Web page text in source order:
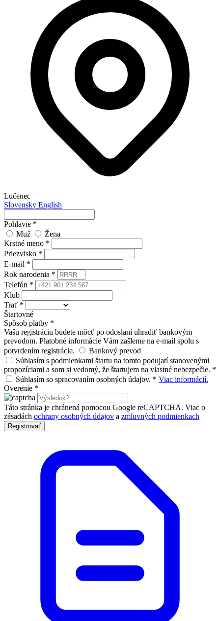
Lučenec
Slovensky English
Pohlavie *
Muž
Žena
Krstné meno *
Priezvisko *
E-mail *
Rok narodenia *
Telefón *
Klub
Trať *
Štartovné
Spôsob platby *
Vašu registráciu budete môcť po odoslaní uhradiť bankovým
prevodom. Platobné informácie Vám zašleme na e-mail spolu s
potvrdením registrácie.
Bankový prevod
Súhlasím s podmienkami štartu na tomto podujatí stanovenými
propozíciami a som si vedomý, že štartujem na vlastné nebezpečie. *
Súhlasím so spracovaním osobných údajov. * Viac informácií.
Overenie *
Táto stránka je chránená pomocou Google reCAPTCHA. Viac o
zásadách ochrany osobných údajov a zmluvných podmienkach
Registrovať